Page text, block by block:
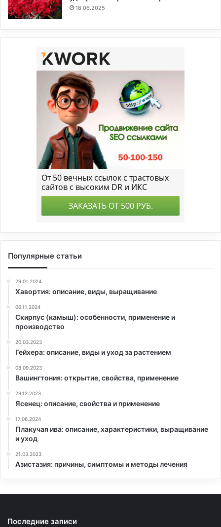
18.06.2025
Популярные статьи
29.01.2024
Хавортия: описание, виды, выращивание
06.11.2024
Скирпус (камыш): особенности, применение и
производство
20.03.2023
Гейхера: описание, виды и уход за растением
08.09.2023
Вашингтония: открытие, свойства, применение
29.12.2023
Ясенец: описание, свойства и применение
17.06.2024
Плакучая ива: описание, характеристики, выращивание
и уход
21.03.2023
Азистазия: причины, симптомы и методы лечения
Последние записи